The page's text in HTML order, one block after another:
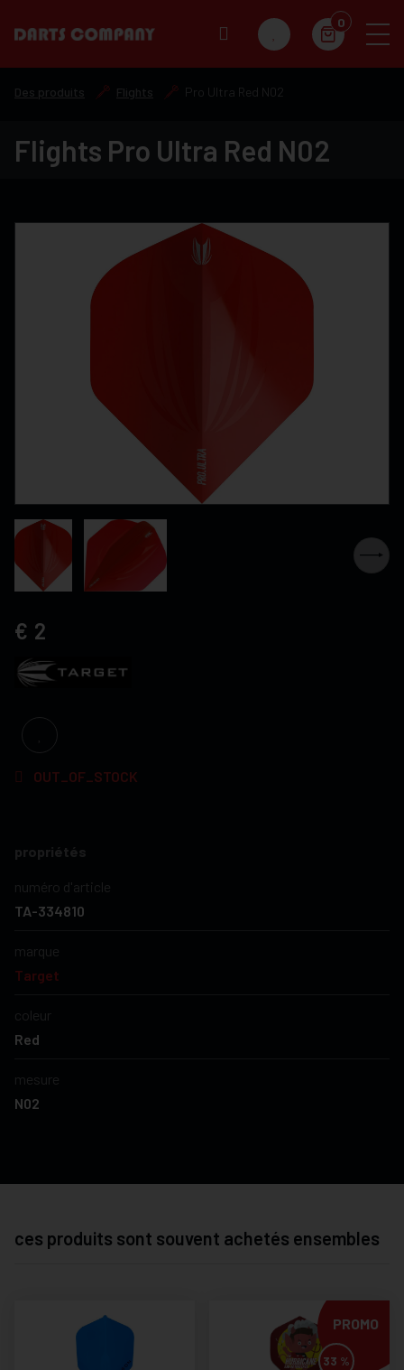
0
Des produits Flights Pro Ultra Red N02
Flights Pro Ultra Red N02
2
OUT_OF_STOCK
propriétés
numéro d'article
TA-334810
marque
Target
coleur
Red
mesure
N02
ces produits sont souvent achetés ensembles
PROMO
33 %